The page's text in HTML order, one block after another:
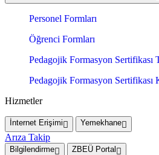
Personel Formları
Öğrenci Formları
Pedagojik Formasyon Sertifikası
Pedagojik Formasyon Sertifikası
Hizmetler
İnternet Erişimi Yemekhane
Arıza Takip
Bilgilendirme ZBEÜ Portal